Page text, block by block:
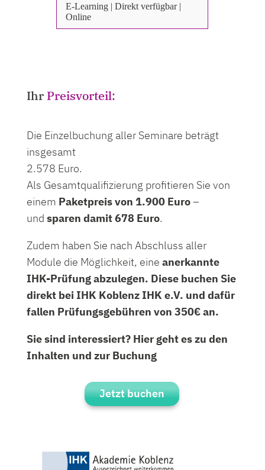
E-Learning | Direkt verfügbar |
Online
Ihr Preisvorteil:
Die Einzelbuchung aller Seminare beträgt
insgesamt
2.578 Euro.
Als Gesamtqualifizierung profitieren Sie von
einem Paketpreis von 1.900 Euro–
und sparen damit 678 Euro.
Zudem haben Sie nach Abschluss aller
Module die Möglichkeit, eine anerkannte
IHK-Prüfungabzulegen. Diese buchen Sie
direkt bei IHK Koblenz IHK e.V. und dafür
fallen Prüfungsgebühren von 350€ an.
Sie sind interessiert? Hier geht es zu den
Inhalten und zur Buchung
Jetzt buchen